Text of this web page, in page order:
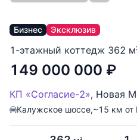
Бизнес Эксклюзив
1-этажный коттедж 362
149 000 000 ₽
КП «Согласие-2», Новая
Калужское шоссе,~15 км
2